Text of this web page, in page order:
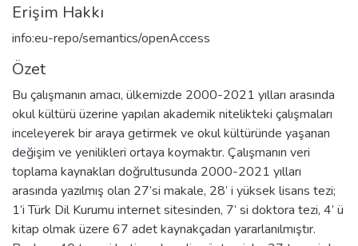
Erişim Hakkı
info:eu-repo/semantics/openAccess
Özet
Bu çalışmanın amacı, ülkemizde 2000-2021 yılları arasında
okul kültürü üzerine yapılan akademik nitelikteki çalışmaları
inceleyerek bir araya getirmek ve okul kültüründe yaşanan
değişim ve yenilikleri ortaya koymaktır. Çalışmanın veri
toplama kaynakları doğrultusunda 2000-2021 yılları
arasında yazılmış olan 27’si makale, 28’ i yüksek lisans tezi;
1’i Türk Dil Kurumu internet sitesinden, 7’ si doktora tezi, 4’ ü
kitap olmak üzere 67 adet kaynakçadan yararlanılmıştır.